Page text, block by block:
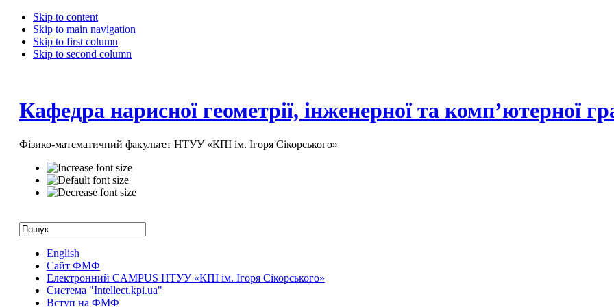
Skip to content
Skip to main navigation
Skip to first column
Skip to second column
Кафедра нарисної геометрії, інженерної та комп’ютерної
Фізико-математичний факультет НТУУ «КПІ ім. Ігоря Сікорського»
English
Сайт ФМФ
Електронний CAMPUS НТУУ «КПІ ім. Ігоря Сікорського»
Система "Intellect.kpi.ua"
Вступ на ФМФ